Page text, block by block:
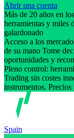
Abrir una cuenta
Más de 20 años en
herramientas y miles
galardonado
Acceso a los
de su mano Tome
oportunidades y
Pleno control:
Trading sin costes
instrumentos. Precios
Spain